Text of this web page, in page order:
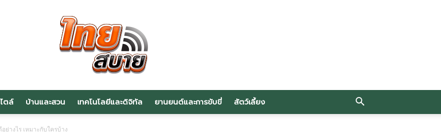
ตล์ บ้านและสวน เทคโนโลยีและดิจิทัล ยานยนต์และการขับขี่ สัตว์เลี้ยง
างไร เหมาะกับใครบ้าง